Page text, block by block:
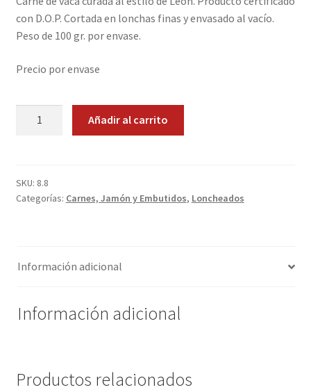
Promociones
con D.O.P. Cortada en lonchas finas y envasado al vacío.
Peso de 100 gr. por envase.
Precio por envase
cantidad
Añadir al carrito
SKU: 8.8
Categorías: Carnes, Jamón y Embutidos, Loncheados
Información adicional
Información adicional
Productos relacionados